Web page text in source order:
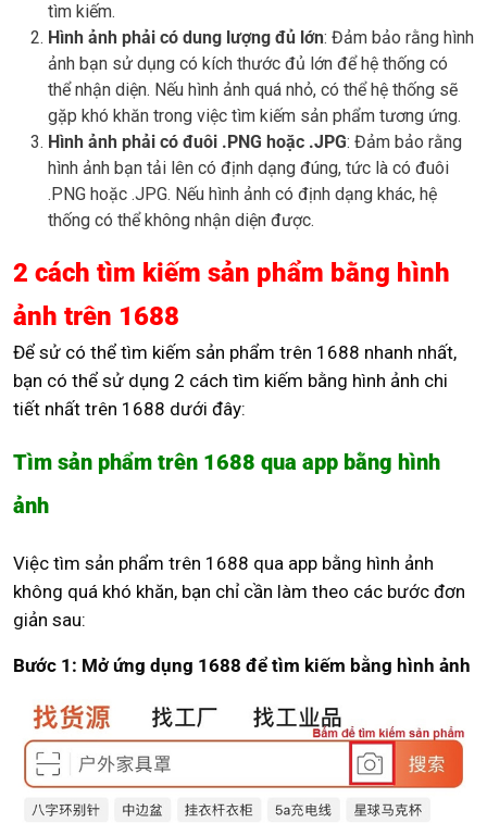
tìm kiếm.
Hình ảnh phải có dung lượng đủ lớn: Đảm bảo rằng hình
ảnh bạn sử dụng có kích thước đủ lớn để hệ thống có
thể nhận diện. Nếu hình ảnh quá nhỏ, có thể hệ thống sẽ
gặp khó khăn trong việc tìm kiếm sản phẩm tương ứng.
Hình ảnh phải có đuôi .PNG hoặc .JPG: Đảm bảo rằng
hình ảnh bạn tải lên có định dạng đúng, tức là có đuôi
.PNG hoặc .JPG. Nếu hình ảnh có định dạng khác, hệ
thống có thể không nhận diện được.
2 cách tìm kiếm sản phẩm bằng hình
ảnh trên 1688
Để sử có thể tìm kiếm sản phẩm trên 1688 nhanh nhất,
bạn có thể sử dụng 2 cách tìm kiếm bằng hình ảnh chi
tiết nhất trên 1688 dưới đây:
Tìm sản phẩm trên 1688 qua app bằng hình
ảnh
Việc tìm sản phẩm trên 1688 qua app bằng hình ảnh
không quá khó khăn, bạn chỉ cần làm theo các bước đơn
giản sau:
Bước 1: Mở ứng dụng 1688 để tìm kiếm bằng hình ảnh